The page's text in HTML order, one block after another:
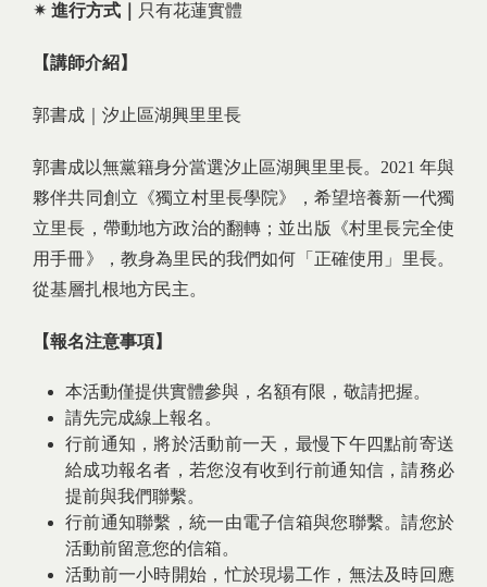
✴︎ 進行方式｜ 只有花蓮實體
【講師介紹】
郭書成｜汐止區湖興里里長
郭書成以無黨籍身分當選汐止區湖興里里長。2021 年與
夥伴共同創立《獨立村里長學院》，希望培養新一代獨
立里長，帶動地方政治的翻轉；並出版《村里長完全使
用手冊》，教身為里民的我們如何「正確使用」里長。
從基層扎根地方民主。
【報名注意事項】
本活動僅提供實體參與，名額有限，敬請把握。
請先完成線上報名。
行前通知，將於活動前一天，最慢下午四點前寄送
給成功報名者，若您沒有收到行前通知信，請務必
提前與我們聯繫。
行前通知聯繫，統一由電子信箱與您聯繫。請您於
活動前留意您的信箱。
活動前一小時開始，忙於現場工作，無法及時回應